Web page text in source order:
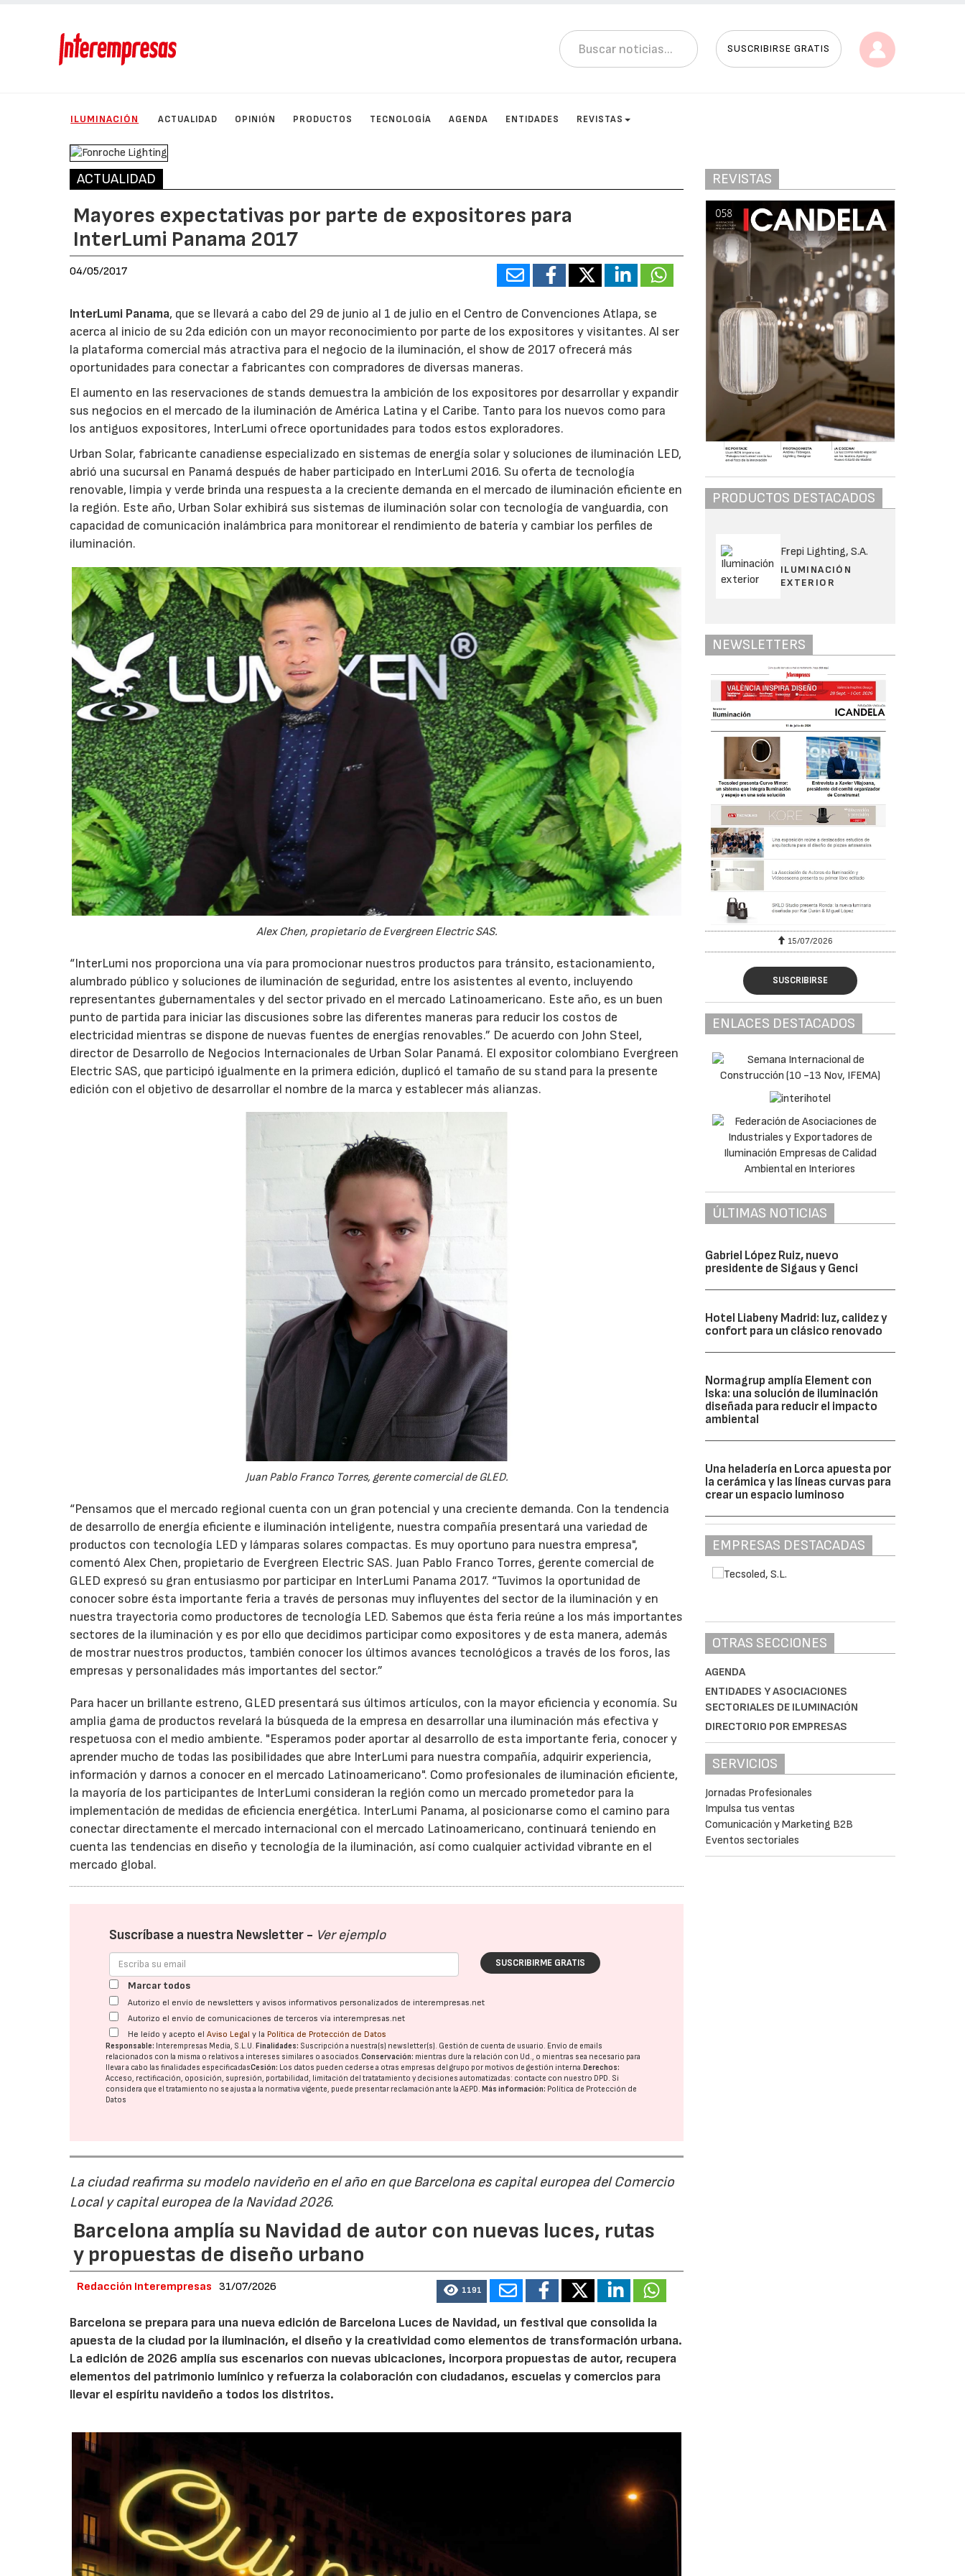
SUSCRIBIRSE GRATIS
ILUMINACIÓN ACTUALIDAD OPINIÓN PRODUCTOS TECNOLOGÍA AGENDA ENTIDADES REVISTAS
ACTUALIDAD
Mayores expectativas por parte de expositores para
InterLumi Panama 2017
04/05/2017
InterLumi Panama, que se llevará a cabo del 29 de junio al 1 de julio en el Centro de Convenciones Atlapa, se
acerca al inicio de su 2da edición con un mayor reconocimiento por parte de los expositores y visitantes. Al ser
la plataforma comercial más atractiva para el negocio de la iluminación, el show de 2017 ofrecerá más
oportunidades para conectar a fabricantes con compradores de diversas maneras.
El aumento en las reservaciones de stands demuestra la ambición de los expositores por desarrollar y expandir
sus negocios en el mercado de la iluminación de América Latina y el Caribe. Tanto para los nuevos como para
los antiguos expositores, InterLumi ofrece oportunidades para todos estos exploradores.
Urban Solar, fabricante canadiense especializado en sistemas de energía solar y soluciones de iluminación LED,
abrió una sucursal en Panamá después de haber participado en InterLumi 2016. Su oferta de tecnología
renovable, limpia y verde brinda una respuesta a la creciente demanda en el mercado de iluminación eficiente en
la región. Este año, Urban Solar exhibirá sus sistemas de iluminación solar con tecnología de vanguardia, con
capacidad de comunicación inalámbrica para monitorear el rendimiento de batería y cambiar los perfiles de
iluminación.
Alex Chen, propietario de Evergreen Electric SAS.
“InterLumi nos proporciona una vía para promocionar nuestros productos para tránsito, estacionamiento,
alumbrado público y soluciones de iluminación de seguridad, entre los asistentes al evento, incluyendo
representantes gubernamentales y del sector privado en el mercado Latinoamericano. Este año, es un buen
punto de partida para iniciar las discusiones sobre las diferentes maneras para reducir los costos de
electricidad mientras se dispone de nuevas fuentes de energías renovables.” De acuerdo con John Steel,
director de Desarrollo de Negocios Internacionales de Urban Solar Panamá. El expositor colombiano Evergreen
Electric SAS, que participó igualmente en la primera edición, duplicó el tamaño de su stand para la presente
edición con el objetivo de desarrollar el nombre de la marca y establecer más alianzas.
Juan Pablo Franco Torres, gerente comercial de GLED.
“Pensamos que el mercado regional cuenta con un gran potencial y una creciente demanda. Con la tendencia
de desarrollo de energía eficiente e iluminación inteligente, nuestra compañía presentará una variedad de
productos con tecnología LED y lámparas solares compactas. Es muy oportuno para nuestra empresa",
comentó Alex Chen, propietario de Evergreen Electric SAS. Juan Pablo Franco Torres, gerente comercial de
GLED expresó su gran entusiasmo por participar en InterLumi Panama 2017. “Tuvimos la oportunidad de
conocer sobre ésta importante feria a través de personas muy influyentes del sector de la iluminación y en
nuestra trayectoria como productores de tecnología LED. Sabemos que ésta feria reúne a los más importantes
sectores de la iluminación y es por ello que decidimos participar como expositores y de esta manera, además
de mostrar nuestros productos, también conocer los últimos avances tecnológicos a través de los foros, las
empresas y personalidades más importantes del sector.”
Para hacer un brillante estreno, GLED presentará sus últimos artículos, con la mayor eficiencia y economía. Su
amplia gama de productos revelará la búsqueda de la empresa en desarrollar una iluminación más efectiva y
respetuosa con el medio ambiente. "Esperamos poder aportar al desarrollo de esta importante feria, conocer y
aprender mucho de todas las posibilidades que abre InterLumi para nuestra compañía, adquirir experiencia,
información y darnos a conocer en el mercado Latinoamericano". Como profesionales de iluminación eficiente,
la mayoría de los participantes de InterLumi consideran la región como un mercado prometedor para la
implementación de medidas de eficiencia energética. InterLumi Panama, al posicionarse como el camino para
conectar directamente el mercado internacional con el mercado Latinoamericano, continuará teniendo en
cuenta las tendencias en diseño y tecnología de la iluminación, así como cualquier actividad vibrante en el
mercado global.
Suscríbase a nuestra Newsletter - Ver ejemplo
SUSCRIBIRME GRATIS
Marcar todos
Autorizo el envío de newsletters y avisos informativos personalizados de interempresas.net
Autorizo el envío de comunicaciones de terceros vía interempresas.net
He leído y acepto elAviso Legal y la Política de Protección de Datos
Responsable: Interempresas Media, S.L.U.Finalidades: Suscripción a nuestra(s) newsletter(s). Gestión de cuenta de usuario. Envío de emails
relacionados con la misma o relativos a intereses similares o asociados.Conservación: mientras dure la relación con Ud., o mientras sea necesario para
llevar a cabo las finalidades especificadasCesión: Los datos pueden cederse a otras empresas del grupo por motivos de gestión interna.Derechos:
Acceso, rectificación, oposición, supresión, portabilidad, limitación del tratatamiento y decisiones automatizadas: contacte con nuestro DPD. Si
considera que el tratamiento no se ajusta a la normativa vigente, puede presentar reclamación ante laAEPD.Más información: Política de Protección de
Datos
La ciudad reafirma su modelo navideño en el año en que Barcelona es capital europea del Comercio
Local y capital europea de la Navidad 2026.
Barcelona amplía su Navidad de autor con nuevas luces, rutas
y propuestas de diseño urbano
Redacción Interempresas 31/07/2026 1191
Barcelona se prepara para una nueva edición de Barcelona Luces de Navidad, un festival que consolida la
apuesta de la ciudad por la iluminación, el diseño y la creatividad como elementos de transformación urbana.
La edición de 2026 amplía sus escenarios con nuevas ubicaciones, incorpora propuestas de autor, recupera
elementos del patrimonio lumínico y refuerza la colaboración con ciudadanos, escuelas y comercios para
llevar el espíritu navideño a todos los distritos.
REVISTAS
PRODUCTOS DESTACADOS
Frepi Lighting, S.A.
ILUMINACIÓN
EXTERIOR
NEWSLETTERS
15/07/2026 15/07/2026
SUSCRIBIRSE
ENLACES DESTACADOS
ÚLTIMAS NOTICIAS
Gabriel López Ruiz, nuevo
presidente de Sigaus y Genci
Hotel Liabeny Madrid: luz, calidez y
confort para un clásico renovado
Normagrup amplía Element con
Iska: una solución de iluminación
diseñada para reducir el impacto
ambiental
Una heladería en Lorca apuesta por
la cerámica y las líneas curvas para
crear un espacio luminoso
EMPRESAS DESTACADAS
OTRAS SECCIONES
AGENDA
ENTIDADES Y ASOCIACIONES
SECTORIALES DE ILUMINACIÓN
DIRECTORIO POR EMPRESAS
SERVICIOS
Jornadas Profesionales
Impulsa tus ventas
Comunicación y Marketing B2B
Eventos sectoriales